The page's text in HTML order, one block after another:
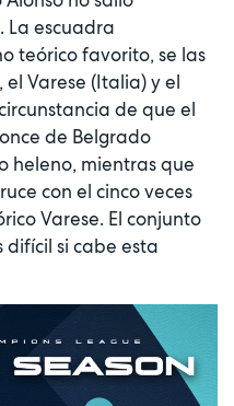
escuadra
teórico favorito, se las
el Varese (Italia) y el
de que el
de Belgrado
heleno, mientras que
con el cinco veces
Varese. El conjunto
si cabe esta